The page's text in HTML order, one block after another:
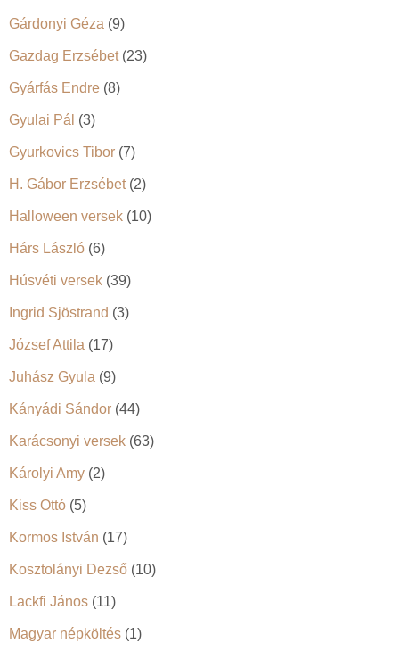
Gárdonyi Géza (9)
Gazdag Erzsébet(23)
Gyárfás Endre (8)
Gyulai Pál (3)
Gyurkovics Tibor (7)
H. Gábor Erzsébet(2)
Halloween versek (10)
Hárs László (6)
Húsvéti versek (39)
Ingrid Sjöstrand (3)
József Attila (17)
Juhász Gyula (9)
Kányádi Sándor (44)
Karácsonyi versek (63)
Károlyi Amy (2)
Kiss Ottó (5)
Kormos István (17)
Kosztolányi Dezső (10)
Lackfi János (11)
Magyar népköltés (1)